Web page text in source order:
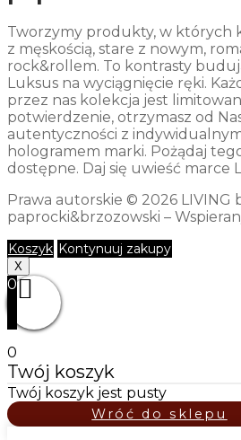
Tworzymy produkty, w których
z męskością, stare z nowym,
rock&rollem. To kontrasty
Luksus na wyciągnięcie ręki.
przez nas kolekcja jest
potwierdzenie, otrzymasz od
autentyczności z
hologramem marki. Pożądaj
dostępne. Daj się uwieść marce
Prawa autorskie © 2026 LIVING
paprocki&brzozowski –
Koszyk Kontynuuj zakupy
X
0
0
Twój koszyk
Twój koszyk jest pusty
Wróć do sklepu